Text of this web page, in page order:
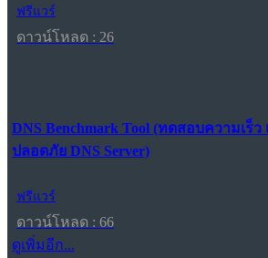
ฟรีแวร์
ดาวน์โหลด : 26
DNS Benchmark Tool (ทดสอบความเร็ว
ปลอดภัย DNS Server)
ฟรีแวร์
ดาวน์โหลด : 66
ดูเพิ่มอีก...